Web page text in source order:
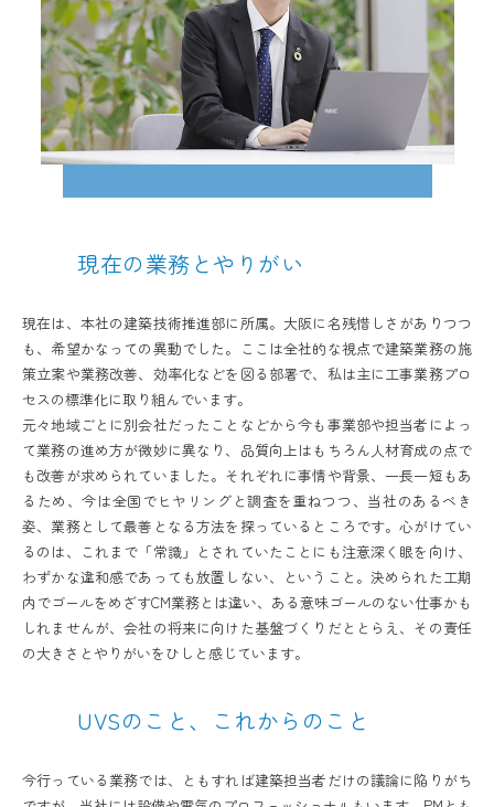
現在の業務とやりがい
現在は、本社の建築技術推進部に所属。大阪に名残惜しさがありつつ
も、希望かなっての異動でした。ここは全社的な視点で建築業務の施
策立案や業務改善、効率化などを図る部署で、私は主に工事業務プロ
セスの標準化に取り組んでいます。
元々地域ごとに別会社だったことなどから今も事業部や担当者によっ
て業務の進め方が微妙に異なり、品質向上はもちろん人材育成の点で
も改善が求められていました。それぞれに事情や背景、一長一短もあ
るため、今は全国でヒヤリングと調査を重ねつつ、当社のあるべき
姿、業務として最善となる方法を探っているところです。心がけてい
るのは、これまで「常識」とされていたことにも注意深く眼を向け、
わずかな違和感であっても放置しない、ということ。決められた工期
内でゴールをめざすCM業務とは違い、ある意味ゴールのない仕事かも
しれませんが、会社の将来に向けた基盤づくりだととらえ、その責任
の大きさとやりがいをひしと感じています。
UVSのこと、これからのこと
今行っている業務では、ともすれば建築担当者だけの議論に陥りがち